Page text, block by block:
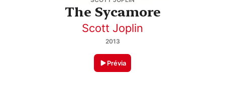
The Sycamore
Scott Joplin
2013
Prévia